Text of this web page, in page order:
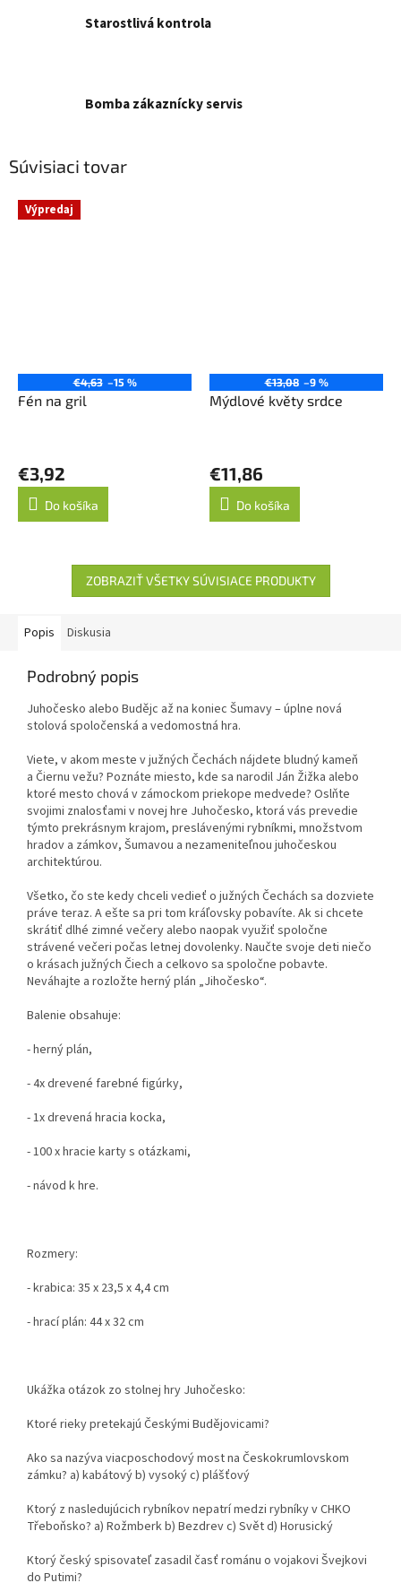
Starostlivá kontrola
Bomba zákaznícky servis
Súvisiaci tovar
Výpredaj
€4,63 –15 %
Fén na gril
€3,92
Do košíka
€13,08 –9 %
Mýdlové květy srdce
€11,86
Do košíka
ZOBRAZIŤ VŠETKY SÚVISIACE PRODUKTY
Popis Diskusia
Podrobný popis
Juhočesko alebo Budějc až na koniec Šumavy – úplne nová
stolová spoločenská a vedomostná hra.
Viete, v akom meste v južných Čechách nájdete bludný kameň
a Čiernu vežu? Poznáte miesto, kde sa narodil Ján Žižka alebo
ktoré mesto chová v zámockom priekope medvede? Oslňte
svojimi znalosťami v novej hre Juhočesko, ktorá vás prevedie
týmto prekrásnym krajom, preslávenými rybníkmi, množstvom
hradov a zámkov, Šumavou a nezameniteľnou juhočeskou
architektúrou.
Všetko, čo ste kedy chceli vedieť o južných Čechách sa dozviete
práve teraz. A ešte sa pri tom kráľovsky pobavíte. Ak si chcete
skrátiť dlhé zimné večery alebo naopak využiť spoločne
strávené večeri počas letnej dovolenky. Naučte svoje deti niečo
o krásach južných Čiech a celkovo sa spoločne pobavte.
Neváhajte a rozložte herný plán „Jihočesko“.
Balenie obsahuje:
- herný plán,
- 4x drevené farebné figúrky,
- 1x drevená hracia kocka,
- 100 x hracie karty s otázkami,
- návod k hre.
Rozmery:
- krabica: 35 x 23,5 x 4,4 cm
- hrací plán: 44 x 32 cm
Ukážka otázok zo stolnej hry Juhočesko:
Ktoré rieky pretekajú Českými Budějovicami?
Ako sa nazýva viacposchodový most na Českokrumlovskom
zámku? a) kabátový b) vysoký c) plášťový
Ktorý z nasledujúcich rybníkov nepatrí medzi rybníky v CHKO
Třeboňsko? a) Rožmberk b) Bezdrev c) Svět d) Horusický
Ktorý český spisovateľ zasadil časť románu o vojakovi Švejkovi
do Putimi?